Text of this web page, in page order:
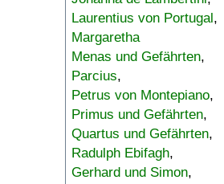
Laurentius von Portugal,
Margaretha
Menas und Gefährten,
Parcius,
Petrus von Montepiano,
Primus und Gefährten,
Quartus und Gefährten,
Radulph Ebifagh,
Gerhard und Simon,